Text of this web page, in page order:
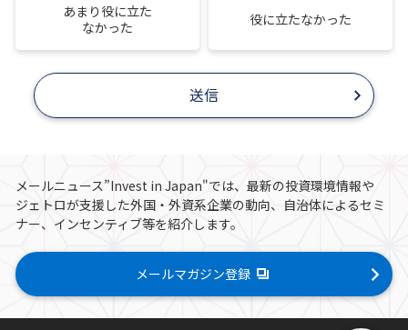
あまり役に立た
なかった
役に立たなかった
送信
メールニュース”Invest in Japan"では、最新の投資環境情報や
ジェトロが支援した外国・外資系企業の動向、自治体によるセミ
ナー、インセンティブ等を紹介します。
メールマガジン登録